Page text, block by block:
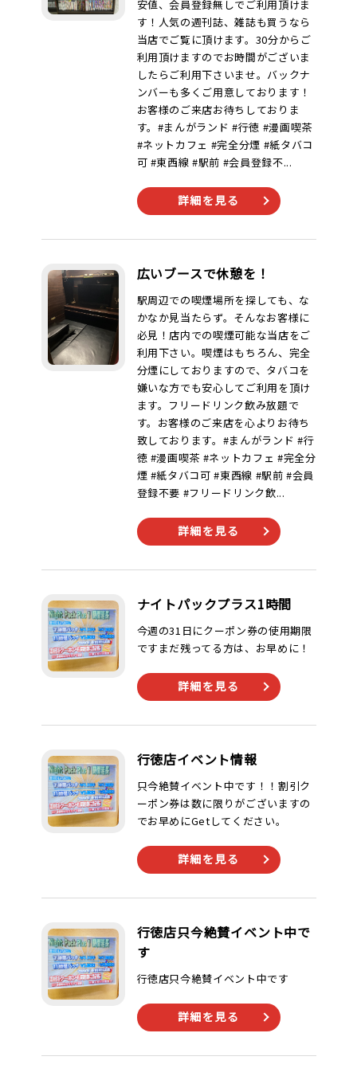
安値、会員登録無しでご利用頂けま
す！人気の週刊誌、雑誌も買うなら
当店でご覧に頂けます。30分からご
利用頂けますのでお時間がございま
したらご利用下さいませ。バックナ
ンバーも多くご用意しております！
お客様のご来店お待ちしておりま
す。#まんがランド #行徳 #漫画喫茶
#ネットカフェ #完全分煙 #紙タバコ
可 #東西線 #駅前 #会員登録不...
詳細を見る
広いブースで休憩を！
駅周辺での喫煙場所を探しても、な
かなか見当たらず。そんなお客様に
必見！店内での喫煙可能な当店をご
利用下さい。喫煙はもちろん、完全
分煙にしておりますので、タバコを
嫌いな方でも安心してご利用を頂け
ます。フリードリンク飲み放題で
す。お客様のご来店を心よりお待ち
致しております。#まんがランド #行
徳 #漫画喫茶 #ネットカフェ #完全分
煙 #紙タバコ可 #東西線 #駅前 #会員
登録不要 #フリードリンク飲...
詳細を見る
ナイトパックプラス1時間
今週の31日にクーポン券の使用期限
ですまだ残ってる方は、お早めに！
詳細を見る
行徳店イベント情報
只今絶賛イベント中です！！割引ク
ーポン券は数に限りがございますの
でお早めにGetしてください。
詳細を見る
行徳店只今絶賛イベント中で
す
行徳店只今絶賛イベント中です
詳細を見る